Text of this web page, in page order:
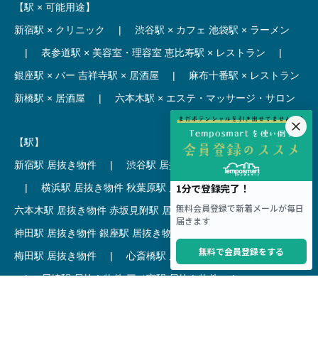
【駅 × 可能用途】
新宿駅 × クリニック
| 渋谷駅 × カフェ 池袋駅 × ラーメン
|
表参道駅 × 美容室・理容室 恵比寿駅 × レストラン
|
銀座駅 × バー 吉祥寺駅 × 居酒屋 |
麻布十番駅 × レストラン
新橋駅 × 居酒屋
| 六本木駅 × エステ・マッサージ・サロン
【駅】
新宿駅 居抜き物件
| 渋谷駅 居抜き物件
池袋駅 居抜き物件
|
横浜駅 居抜き物件 秋葉原駅 居抜き物件
|
六本木駅 居抜き物件 赤坂見附駅 居抜き物件
|
神田駅 居抜き物件 銀座駅 居抜き物件
梅田駅 居抜き物件
| 心斎橋駅 居抜き物件 本町駅 居抜き物件
|
尼崎駅 居抜き物件 三ノ宮駅 居抜き物件
|